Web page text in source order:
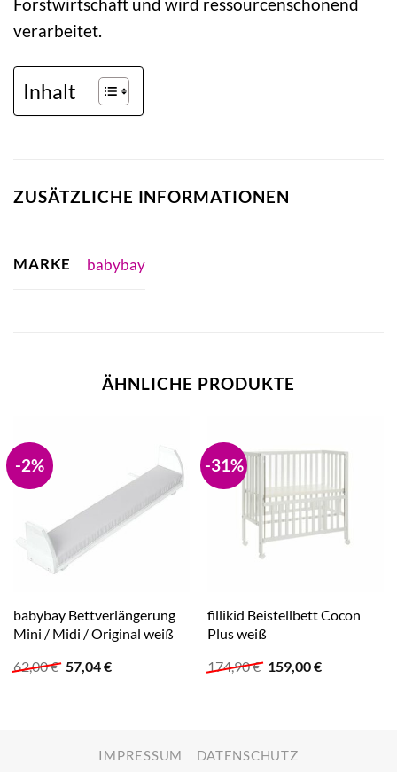
verarbeitet.
Inhalt
ZUSÄTZLICHE INFORMATIONEN
MARKE babybay
ÄHNLICHE PRODUKTE
-2%
babybay Bettverlängerung
Mini / Midi / Original weiß
62,00€ Ursprünglicher
57,04€Aktueller
-31%
fillikid Beistellbett Cocon
Plus weiß
174,90€ Ursprünglicher
159,00€Aktueller
IMPRESSUM DATENSCHUTZ